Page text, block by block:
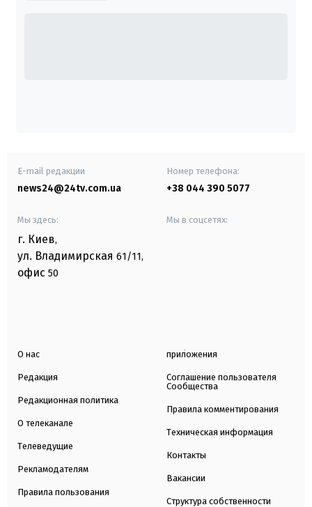
E-mail редакции
news24@24tv.com.ua
Номер телефона:
+38 044 390 5077
Мы здесь:
г. Киев,
ул. Владимирская 61/11,
офис 50
Мы в соцсетях:
О нас
Редакция
Редакционная политика
О телеканале
Телеведущие
Рекламодателям
Правила пользования
приложения
Соглашение пользователя
Сообщества
Правила комментирования
Техническая информация
Контакты
Вакансии
Структура собственности